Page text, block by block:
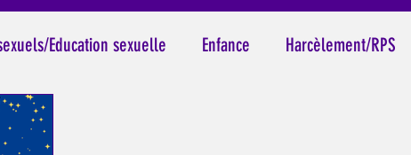
Education sexuelle Enfance Harcèlement/RPS
Mythologie - Savoir des Anciens